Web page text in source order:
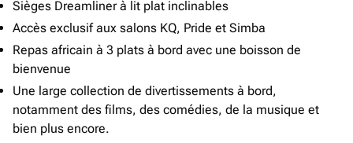
Sièges Dreamliner à lit plat inclinables
Accès exclusif aux salons KQ, Pride et Simba
Repas africain à 3 plats à bord avec une boisson de
bienvenue
Une large collection de divertissements à bord,
notamment des films, des comédies, de la musique et
bien plus encore.